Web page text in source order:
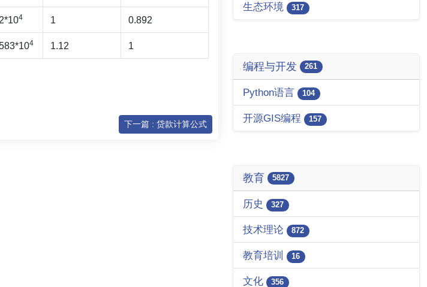
4 1 0.892
4 1.12 1
下一篇 : 贷款计算公式
生态环境 317
编程与开发 261
Python语言 104
开源GIS编程 157
教育 5827
历史 327
技术理论 872
教育培训 16
文化 356